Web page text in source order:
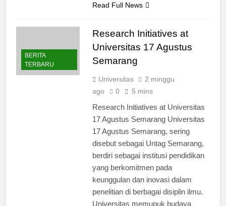
Read Full News
BERITA
TERBARU
Research Initiatives at
Universitas 17 Agustus
Semarang
Universitas
2 minggu
ago
0 5 mins
Research Initiatives at Universitas
17 Agustus Semarang Universitas
17 Agustus Semarang, sering
disebut sebagai Untag Semarang,
berdiri sebagai institusi pendidikan
yang berkomitmen pada
keunggulan dan inovasi dalam
penelitian di berbagai disiplin ilmu.
Universitas memupuk budaya